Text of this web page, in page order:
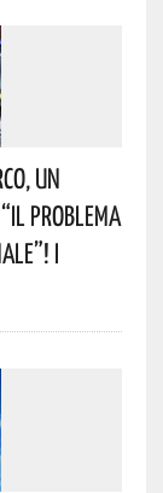
Un
Problema
I